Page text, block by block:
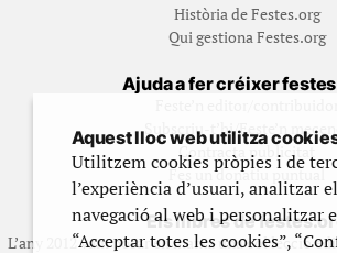
Història de Festes.org
Qui gestiona Festes.org
Ajuda a fer créixer
Subscriu-t’hi/Feste’n
Contracta publicitat
Fes un donatiu puntual
Els llibres de
L’any 2012 vam posar en marxa una col·lecció
Aquest lloc web utilitza
Utilitzem cookies pròpies i de
l’experiència d’usuari, analitzar
navegació al web i personalitzar
“Acceptar totes les cookies”,